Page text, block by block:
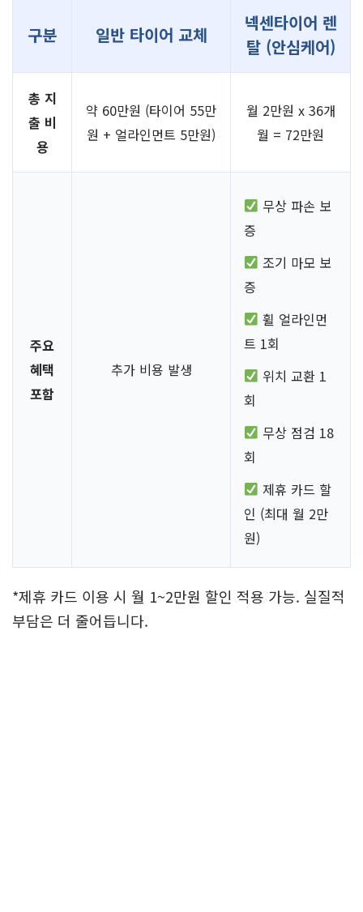
구분 일반 타이어 교체
넥센타이어 렌
탈 (안심케어)
총 지
출 비
용
약 60만원 (타이어 55만
원 + 얼라인먼트 5만원)
월 2만원 x 36개
월 = 72만원
주요
혜택
포함
추가 비용 발생
무상 파손 보
증
조기 마모 보
증
휠 얼라인먼
트 1회
위치 교환 1
회
무상 점검 18
회
제휴 카드 할
인 (최대 월 2만
원)
*제휴 카드 이용 시 월 1~2만원 할인 적용 가능. 실질적
부담은 더 줄어듭니다.